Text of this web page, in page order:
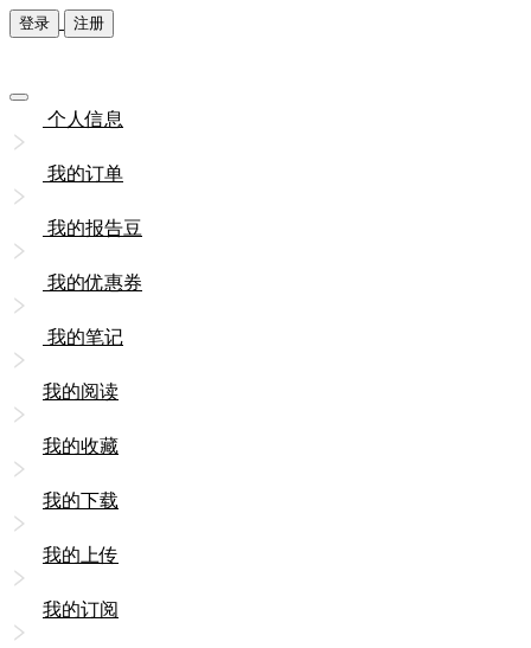
登录 注册
个人信息
我的订单
我的报告豆
我的优惠券
我的笔记
我的阅读
我的收藏
我的下载
我的上传
我的订阅